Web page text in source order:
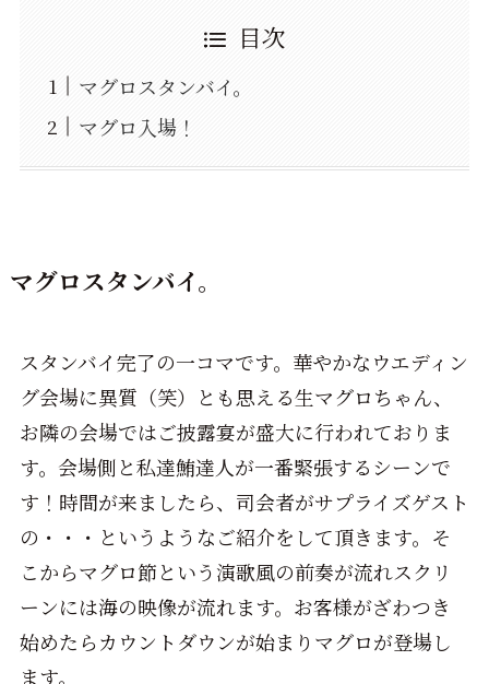
目次
マグロスタンバイ。
マグロ入場！
マグロスタンバイ。
スタンバイ完了の一コマです。華やかなウエディン
グ会場に異質（笑）とも思える生マグロちゃん、
お隣の会場ではご披露宴が盛大に行われておりま
す。会場側と私達鮪達人が一番緊張するシーンで
す！時間が来ましたら、司会者がサプライズゲスト
の・・・というようなご紹介をして頂きます。そ
こからマグロ節という演歌風の前奏が流れスクリ
ーンには海の映像が流れます。お客様がざわつき
始めたらカウントダウンが始まりマグロが登場し
ます。